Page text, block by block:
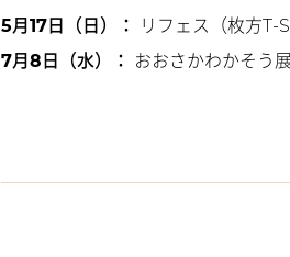
5月17日（日）：
リフェス（枚方T-
7月8日（水）：
おおさかわかそう